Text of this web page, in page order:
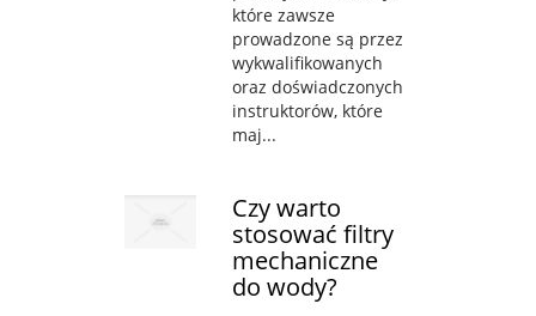
które zawsze
prowadzone są przez
wykwalifikowanych
oraz doświadczonych
instruktorów, które
maj...
Czy warto
stosować filtry
mechaniczne
do wody?